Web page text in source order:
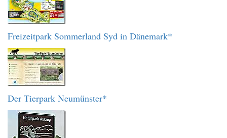
Freizeitpark Sommerland Syd in Dänemark*
Der Tierpark Neumünster*